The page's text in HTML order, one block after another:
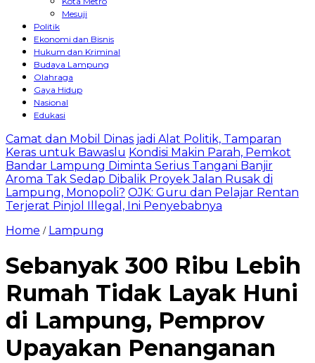
Mesuji
Politik
Ekonomi dan Bisnis
Hukum dan Kriminal
Budaya Lampung
Olahraga
Gaya Hidup
Nasional
Edukasi
Camat dan Mobil Dinas jadi Alat Politik, Tamparan
Keras untuk Bawaslu Kondisi Makin Parah, Pemkot
Bandar Lampung Diminta Serius Tangani Banjir
Aroma Tak Sedap Dibalik Proyek Jalan Rusak di
Lampung, Monopoli? OJK: Guru dan Pelajar Rentan
Terjerat Pinjol Illegal, Ini Penyebabnya
Home / Lampung
Sebanyak 300 Ribu Lebih
Rumah Tidak Layak Huni
di Lampung, Pemprov
Upayakan Penanganan